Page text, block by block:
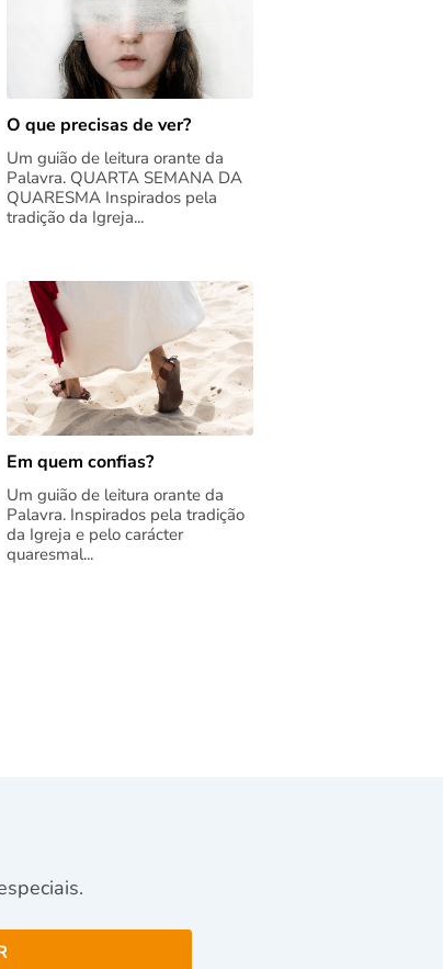
O que precisas de ver?
Um guião de leitura orante da
Palavra. QUARTA SEMANA DA
QUARESMA Inspirados pela
tradição da Igreja...
Em quem confias?
Um guião de leitura orante da
Palavra. Inspirados pela tradição
da Igreja e pelo carácter
quaresmal...